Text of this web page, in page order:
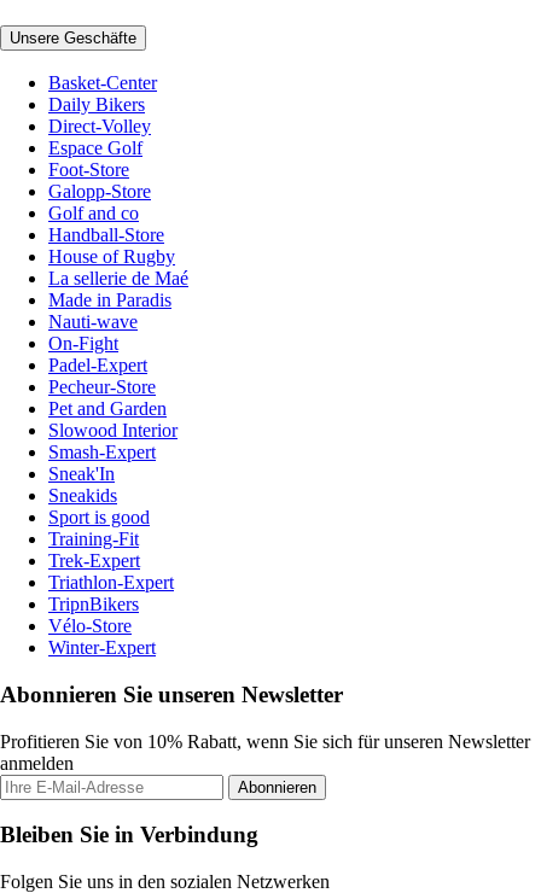
Unsere Geschäfte
Basket-Center
Daily Bikers
Direct-Volley
Espace Golf
Foot-Store
Galopp-Store
Golf and co
Handball-Store
House of Rugby
La sellerie de Maé
Made in Paradis
Nauti-wave
On-Fight
Padel-Expert
Pecheur-Store
Pet and Garden
Slowood Interior
Smash-Expert
Sneak'In
Sneakids
Sport is good
Training-Fit
Trek-Expert
Triathlon-Expert
TripnBikers
Vélo-Store
Winter-Expert
Abonnieren Sie unseren Newsletter
Profitieren Sie von 10% Rabatt, wenn Sie sich für unseren Newsletter
anmelden
Abonnieren
Bleiben Sie in Verbindung
Folgen Sie uns in den sozialen Netzwerken